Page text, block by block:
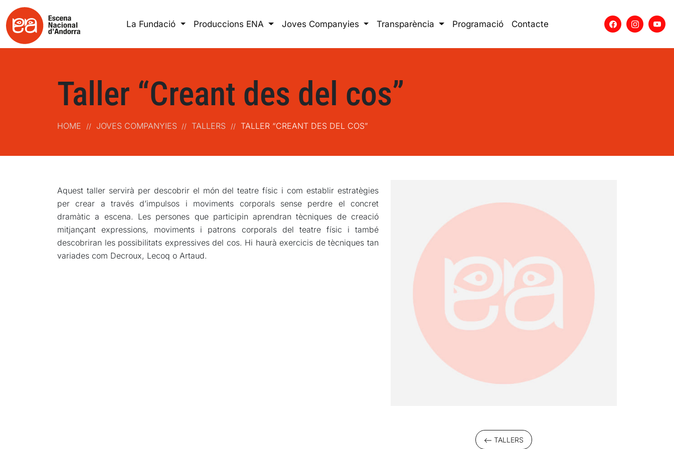
La Fundació Produccions ENA Joves Companyies Transparència Programació Contacte
Taller “Creant des del cos”
HOME // JOVES COMPANYIES // TALLERS // TALLER “CREANT DES DEL COS”
Aquest taller servirà per descobrir el món del teatre físic i com establir estratègies
per crear a través d’impulsos i moviments corporals sense perdre el concret
dramàtic a escena. Les persones que participin aprendran tècniques de creació
mitjançant expressions, moviments i patrons corporals del teatre físic i també
descobriran les possibilitats expressives del cos. Hi haurà exercicis de tècniques tan
variades com Decroux, Lecoq o Artaud.
TALLERS